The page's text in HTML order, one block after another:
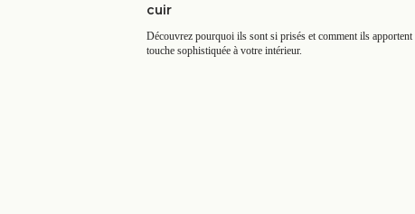
cuir
Découvrez pourquoi ils sont si prisés et comment ils apportent
touche sophistiquée à votre intérieur.